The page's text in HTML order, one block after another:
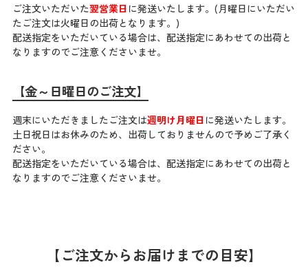
ご注文いただいた翌営業日 に発送いたします。(月曜日にいただい
たご注文は火曜日の出荷となります。)
配送指定をいただいている場合は、配送指定にあわせての出荷と
なりますのでご注意くださいませ。
【金～日曜日のご注文】
週末にいただきましたご注文は週明け月曜日 に発送いたします。
土日祝日はお休みのため、出荷しておりませんので予めご了承く
ださい。
配送指定をいただいている場合は、配送指定にあわせての出荷と
なりますのでご注意くださいませ。
【ご注文からお届けまでの目安】